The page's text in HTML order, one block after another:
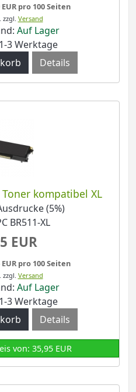
pro 100 Seiten
zzgl. Versand
Auf Lager
3 Werktage
Details
kompatibel XL
(5%)
BR511-XL
EUR
pro 100 Seiten
zzgl. Versand
Auf Lager
3 Werktage
Details
von: 35,95 EUR